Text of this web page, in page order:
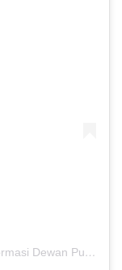
Sebuah kiriman dibagikan oleh Media Informasi Dewan Pusat Persaudaraan Setia Hati Terate (@media.dewanpusat)